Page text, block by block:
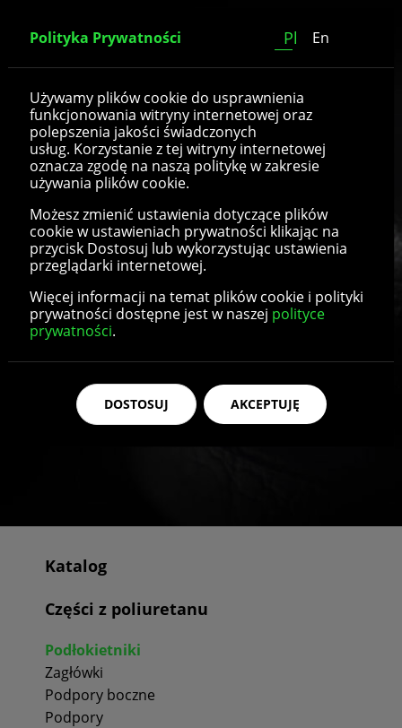
Podłokietniki
Katalog
Części z poliuretanu
Podłokietniki
Zagłówki
Podpory boczne
Podpory
Polityka Prywatności Pl En
Używamy plików cookie do usprawnienia
funkcjonowania witryny internetowej oraz
polepszenia jakości świadczonych
usług. Korzystanie z tej witryny internetowej
oznacza zgodę na naszą politykę w zakresie
używania plików cookie.
Możesz zmienić ustawienia dotyczące plików
cookie w ustawieniach prywatności klikając na
przycisk Dostosuj lub wykorzystując ustawienia
przeglądarki internetowej.
Więcej informacji na temat plików cookie i polityki
prywatności dostępne jest w naszej polityce
prywatności.
DOSTOSUJ AKCEPTUJĘ